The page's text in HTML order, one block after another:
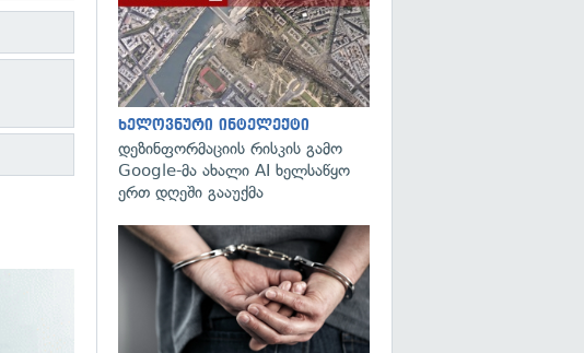
ხელოვნური ინტელექტი
დეზინფორმაციის რისკის გამო
Google-მა ახალი AI ხელსაწყო
ერთ დღეში გააუქმა